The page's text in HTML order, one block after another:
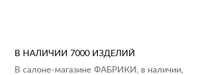
В НАЛИЧИИ 7000 ИЗДЕЛИЙ
В салоне-магазине ФАБРИКИ, в наличии,